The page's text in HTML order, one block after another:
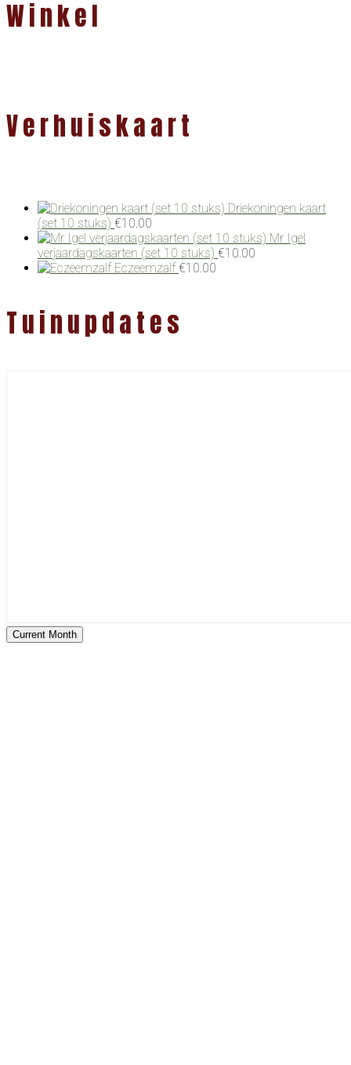
Winkel
Verhuiskaart
Driekoningen kaart
(set 10 stuks) €10.00
Mr Igel
verjaardagskaarten (set 10 stuks) €10.00
Eczeemzalf €10.00
Tuinupdates
Current Month